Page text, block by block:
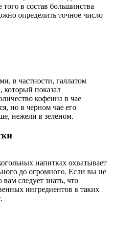
в состав большинства
определить точное число
в частности, галлатом
который показал
кофеина в чае
но в черном чае его
нежели в зеленом.
напитках охватывает
до огромного. Если вы не
следует знать, что
ингредиентов в таких